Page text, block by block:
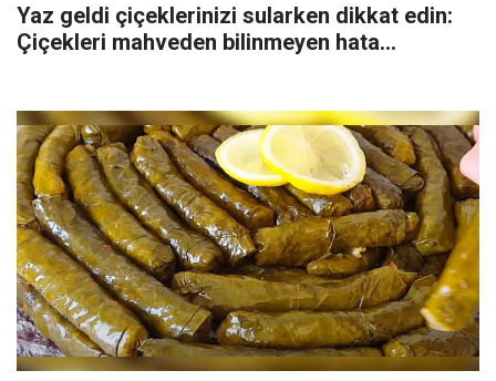
Yaz geldi çiçeklerinizi sularken dikkat edin:
Çiçekleri mahveden bilinmeyen hata...